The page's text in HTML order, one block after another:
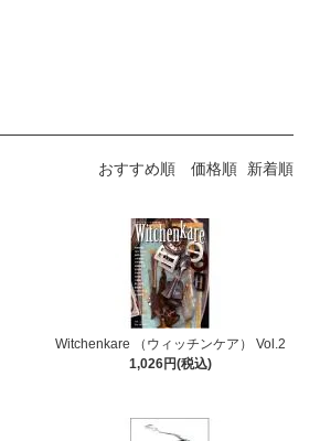
おすすめ順 価格順 新着順
Witchenkare （ウィッチンケア） Vol.2
1,026円(税込)